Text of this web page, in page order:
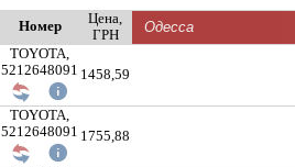
Номер
Цена,
ГРН
TOYOTA,
5212648091 1458,59
TOYOTA,
5212648091 1755,88